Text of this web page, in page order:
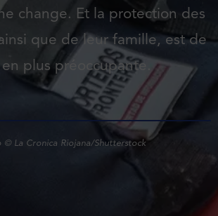
change. Et la protection des
que de leur famille, est de
plus préoccupante.
© La Cronica Riojana/Shutterstock